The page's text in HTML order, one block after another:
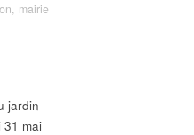
, mairie
jardin
31 mai